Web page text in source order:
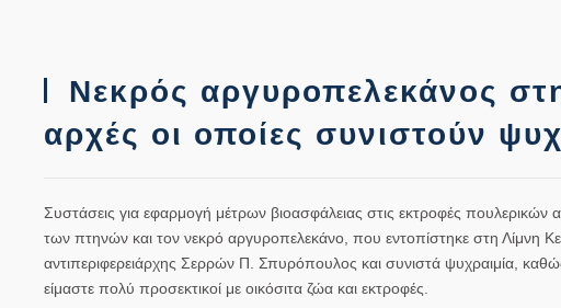
Νεκρός αργυροπελεκάνος
αρχές οι οποίες συνιστούν
Συστάσεις για εφαρμογή μέτρων βιοασφάλειας στις εκτροφές
των πτηνών και τον νεκρό αργυροπελεκάνο, που εντοπίστηκε στη Λίμνη
αντιπεριφερειάρχης Σερρών Π. Σπυρόπουλος και συνιστά ψυχραιμία,
είμαστε πολύ προσεκτικοί με οικόσιτα ζώα και εκτροφές.